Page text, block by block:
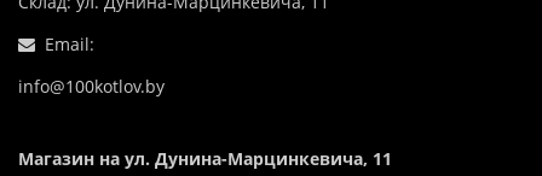
Email:
info@100kotlov.by
Магазин на ул. Дунина-Марцинкевича, 11